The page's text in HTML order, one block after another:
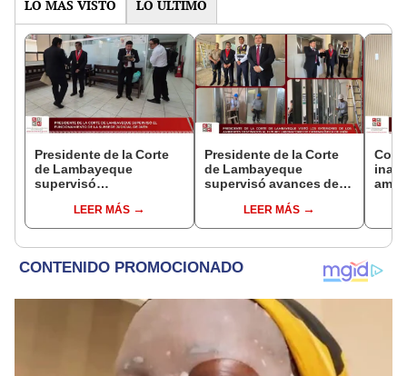
LO MÁS VISTO LO ÚLTIMO
Presidente de la Corte
de Lambayeque
supervisó
subsede judicial de
Jaén
LEER MÁS
Presidente de la Corte
de Lambayeque
supervisó avances del
Criminalística de Jaén
LEER MÁS